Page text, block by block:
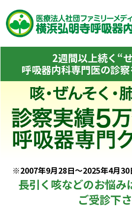
2週間以上続く“せ
呼吸器内科専門医の診
※2007年9月28日～2025年4月30
長引く咳などのお悩み
ご受診下